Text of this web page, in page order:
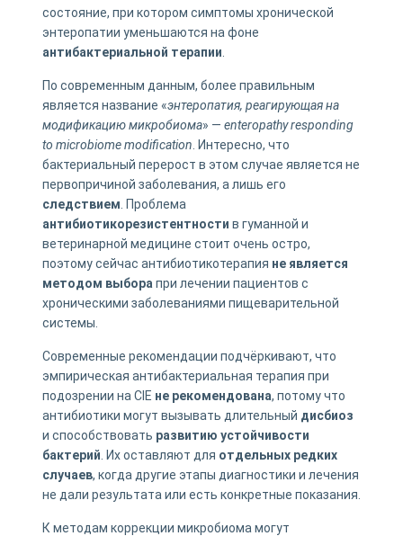
состояние, при котором симптомы хронической
энтеропатии уменьшаются на фоне
антибактериальной терапии
По современным данным, более правильным
является название «энтеропатия, реагирующая на
модификацию микробиома» — enteropathy responding
to microbiome modification . Интересно, что
бактериальный перерост в этом случае является не
первопричиной заболевания, а лишь его
следствием . Проблема
антибиотикорезистентности в гуманной и
ветеринарной медицине стоит очень остро,
поэтому сейчас антибиотикотерапия не является
методом выбора при лечении пациентов с
хроническими заболеваниями пищеварительной
системы.
Современные рекомендации подчёркивают, что
эмпирическая антибактериальная терапия при
подозрении на CIE не рекомендована, потому что
антибиотики могут вызывать длительный дисбиоз
и способствовать развитию устойчивости
бактерий . Их оставляют для отдельных редких
случаев, когда другие этапы диагностики и лечения
не дали результата или есть конкретные показания.
К методам коррекции микробиома могут